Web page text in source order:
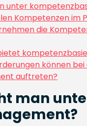
unter
Kompetenzen im
die
können
auftreten?
man